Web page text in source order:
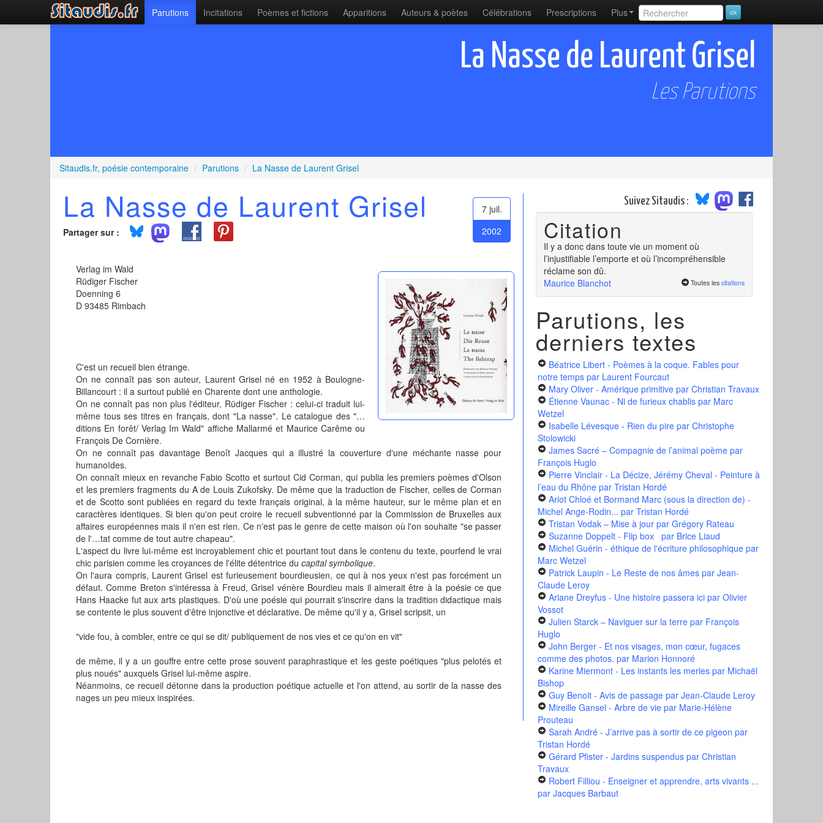
Parutions Incitations Poèmes et fictions Apparitions Auteurs & poètes Célébrations Prescriptions Plus
La Nasse de Laurent Grisel
Les Parutions
Sitaudis.fr, poésie contemporaine / Parutions / La Nasse de Laurent Grisel
7 juil.
2002
La Nasse de Laurent Grisel
Partager sur :
Verlag im Wald
Rüdiger Fischer
Doenning 6
D 93485 Rimbach
C'est un recueil bien étrange.
On ne connaît pas son auteur, Laurent Grisel né en 1952 à Boulogne-
Billancourt : il a surtout publié en Charente dont une anthologie.
On ne connaît pas non plus l'éditeur, Rüdiger Fischer : celui-ci traduit lui-
même tous ses titres en français, dont "La nasse". Le catalogue des "…
ditions En forêt/ Verlag Im Wald" affiche Mallarmé et Maurice Carême ou
François De Cornière.
On ne connaît pas davantage Benoît Jacques qui a illustré la couverture d'une méchante nasse pour
humanoïdes.
On connaît mieux en revanche Fabio Scotto et surtout Cid Corman, qui publia les premiers poèmes d'Olson
et les premiers fragments du A de Louis Zukofsky. De même que la traduction de Fischer, celles de Corman
et de Scotto sont publiées en regard du texte français original, à la même hauteur, sur le même plan et en
caractères identiques. Si bien qu'on peut croire le recueil subventionné par la Commission de Bruxelles aux
affaires européennes mais il n'en est rien. Ce n'est pas le genre de cette maison où l'on souhaite "se passer
de l'…tat comme de tout autre chapeau".
L'aspect du livre lui-même est incroyablement chic et pourtant tout dans le contenu du texte, pourfend le vrai
chic parisien comme les croyances de l'élite détentrice du capital symbolique.
On l'aura compris, Laurent Grisel est furieusement bourdieusien, ce qui à nos yeux n'est pas forcément un
défaut. Comme Breton s'intéressa à Freud, Grisel vénère Bourdieu mais il aimerait être à la poésie ce que
Hans Haacke fut aux arts plastiques. D'où une poésie qui pourrait s'inscrire dans la tradition didactique mais
se contente le plus souvent d'être injonctive et déclarative. De même qu'il y a, Grisel scripsit, un
"vide fou, à combler, entre ce qui se dit/ publiquement de nos vies et ce qu'on en vit"
de même, il y a un gouffre entre cette prose souvent paraphrastique et les geste poétiques "plus pelotés et
plus noués" auxquels Grisel lui-même aspire.
Néanmoins, ce recueil détonne dans la production poétique actuelle et l'on attend, au sortir de la nasse des
nages un peu mieux inspirées.
Suivez Sitaudis :
Citation
Il y a donc dans toute vie un moment où
l’injustifiable l’emporte et où l’incompréhensible
réclame son dû.
Maurice Blanchot
Toutes les citations
Parutions, les
derniers textes
Béatrice Libert - Poèmes à la coque. Fables pour
notre tempspar Laurent Fourcaut
Mary Oliver - Amérique primitivepar Christian Travaux
Étienne Vaunac - Ni de furieux chablispar Marc
Wetzel
Isabelle Lévesque - Rien du pirepar Christophe
Stolowicki
James Sacré – Compagnie de l’animal poèmepar
François Huglo
Pierre Vinclair - La Décize, Jérémy Cheval - Peinture à
l’eau du Rhônepar Tristan Hordé
Ariot Chloé et Bormand Marc (sous la direction de) -
Michel Ange-Rodin... par Tristan Hordé
Tristan Vodak – Mise à jourpar Grégory Rateau
Suzanne Doppelt - Flip box par Brice Liaud
Michel Guérin - éthique de l'écriture philosophiquepar
Marc Wetzel
Patrick Laupin - Le Reste de nos âmespar Jean-
Claude Leroy
Ariane Dreyfus - Une histoire passera icipar Olivier
Vossot
Julien Starck – Naviguer sur la terrepar François
Huglo
John Berger - Et nos visages, mon cœur, fugaces
comme des photos. par Marion Honnoré
Karine Miermont - Les instants les merlespar Michaël
Bishop
Guy Benoit - Avis de passagepar Jean-Claude Leroy
Mireille Gansel - Arbre de viepar Marie-Hélène
Prouteau
Sarah André - J’arrive pas à sortir de ce pigeon par
Tristan Hordé
Gérard Pfister - Jardins suspenduspar Christian
Travaux
Robert Filliou - Enseigner et apprendre, arts vivants ...
par Jacques Barbaut